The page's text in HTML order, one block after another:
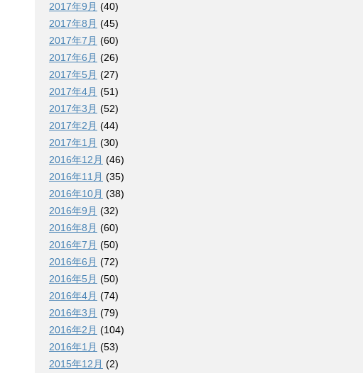
2017年9月 (40)
2017年8月 (45)
2017年7月 (60)
2017年6月 (26)
2017年5月 (27)
2017年4月 (51)
2017年3月 (52)
2017年2月 (44)
2017年1月 (30)
2016年12月 (46)
2016年11月 (35)
2016年10月 (38)
2016年9月 (32)
2016年8月 (60)
2016年7月 (50)
2016年6月 (72)
2016年5月 (50)
2016年4月 (74)
2016年3月 (79)
2016年2月 (104)
2016年1月 (53)
2015年12月 (2)